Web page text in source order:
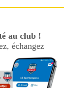
au club !
échangez